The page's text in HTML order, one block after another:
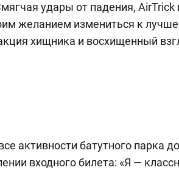
удары от падения, AirTrick
желанием измениться к
хищника и восхищенный
активности батутного парка
входного билета: «Я —